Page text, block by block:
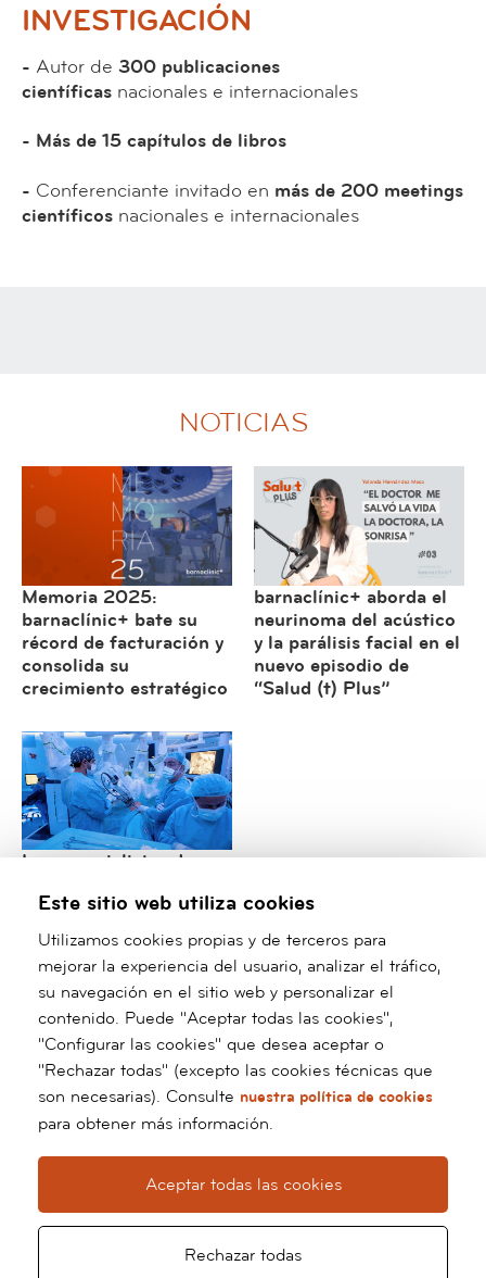
INVESTIGACIÓN
- Autor de 300 publicaciones
científicas nacionales e internacionales
- Más de 15 capítulos de libros
- Conferenciante invitado en más de 200 meetings
científicos nacionales e internacionales
NOTICIAS
Memoria 2025:
barnaclínic+ bate su
récord de facturación y
consolida su
crecimiento estratégico
barnaclínic+ aborda el
neurinoma del acústico
y la parálisis facial en el
nuevo episodio de
“Salud (t) Plus”
Los especialistas de
barnaclínic+ consolidan
su liderazgo
internacional en cirugía
robótica y mínimamente
invasiva
*/ ?>
Barnaclínic+
08036 Barcelona
Tel:93 227 93 91
66 127 70 60
Este sitio web utiliza cookies
Utilizamos cookies propias y de terceros para
mejorar la experiencia del usuario, analizar el tráfico,
su navegación en el sitio web y personalizar el
contenido. Puede "Aceptar todas las cookies",
"Configurar las cookies" que desea aceptar o
"Rechazar todas" (excepto las cookies técnicas que
son necesarias). Consulte nuestra política de cookies
para obtener más información.
Aceptar todas las cookies
Rechazar todas